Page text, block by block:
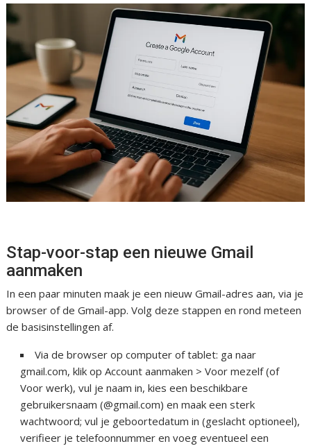
Stap-voor-stap een nieuwe Gmail
aanmaken
In een paar minuten maak je een nieuw Gmail-adres aan, via je
browser of de Gmail-app. Volg deze stappen en rond meteen
de basisinstellingen af.
Via de browser op computer of tablet: ga naar
gmail.com, klik op Account aanmaken > Voor mezelf (of
Voor werk), vul je naam in, kies een beschikbare
gebruikersnaam (@gmail.com) en maak een sterk
wachtwoord; vul je geboortedatum in (geslacht optioneel),
verifieer je telefoonnummer en voeg eventueel een